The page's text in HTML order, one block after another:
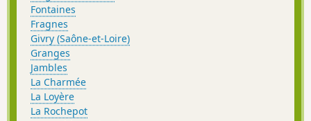
Fontaines
Fragnes
Givry (Saône-et-Loire)
Granges
Jambles
La Charmée
La Loyère
La Rochepot